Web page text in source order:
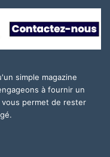
simple magazine
à fournir un
permet de rester